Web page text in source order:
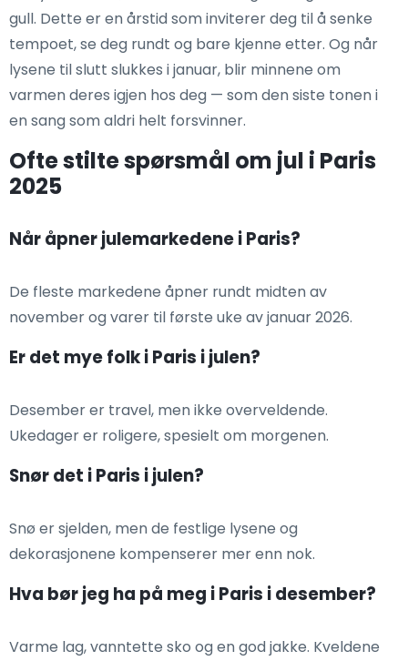
gull. Dette er en årstid som inviterer deg til å senke
tempoet, se deg rundt og bare kjenne etter. Og når
lysene til slutt slukkes i januar, blir minnene om
varmen deres igjen hos deg — som den siste tonen i
en sang som aldri helt forsvinner.
Ofte stilte spørsmål om jul i Paris
2025
Når åpner julemarkedene i Paris?
De fleste markedene åpner rundt midten av
november og varer til første uke av januar 2026.
Er det mye folk i Paris i julen?
Desember er travel, men ikke overveldende.
Ukedager er roligere, spesielt om morgenen.
Snør det i Paris i julen?
Snø er sjelden, men de festlige lysene og
dekorasjonene kompenserer mer enn nok.
Hva bør jeg ha på meg i Paris i desember?
Varme lag, vanntette sko og en god jakke. Kveldene